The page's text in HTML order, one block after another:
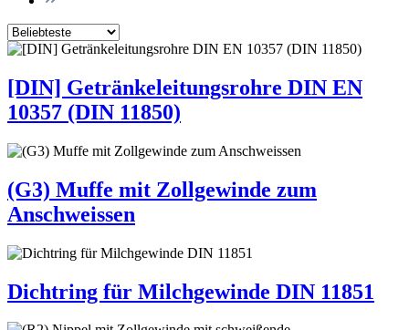
[DIN] Getränkeleitungsrohre DIN EN
10357 (DIN 11850)
(G3) Muffe mit Zollgewinde zum
Anschweissen
Dichtring für Milchgewinde DIN 11851